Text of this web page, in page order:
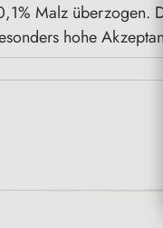
Malz überzogen.
hohe